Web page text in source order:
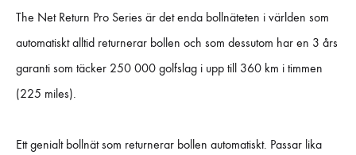
The Net Return Pro Series är det enda bollnäteten i världen som
automatiskt alltid returnerar bollen och som dessutom har en 3 års
garanti som täcker 250 000 golfslag i upp till 360 km i timmen
(225 miles).
Ett genialt bollnät som returnerar bollen automatiskt. Passar lika